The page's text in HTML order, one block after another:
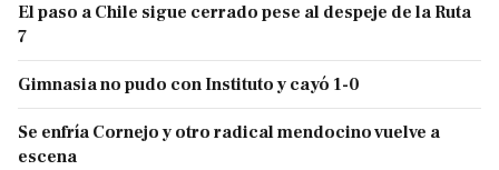
El paso a Chile sigue cerrado pese al despeje de la Ruta
7
Gimnasia no pudo con Instituto y cayó 1-0
Se enfría Cornejo y otro radical mendocino vuelve a
escena